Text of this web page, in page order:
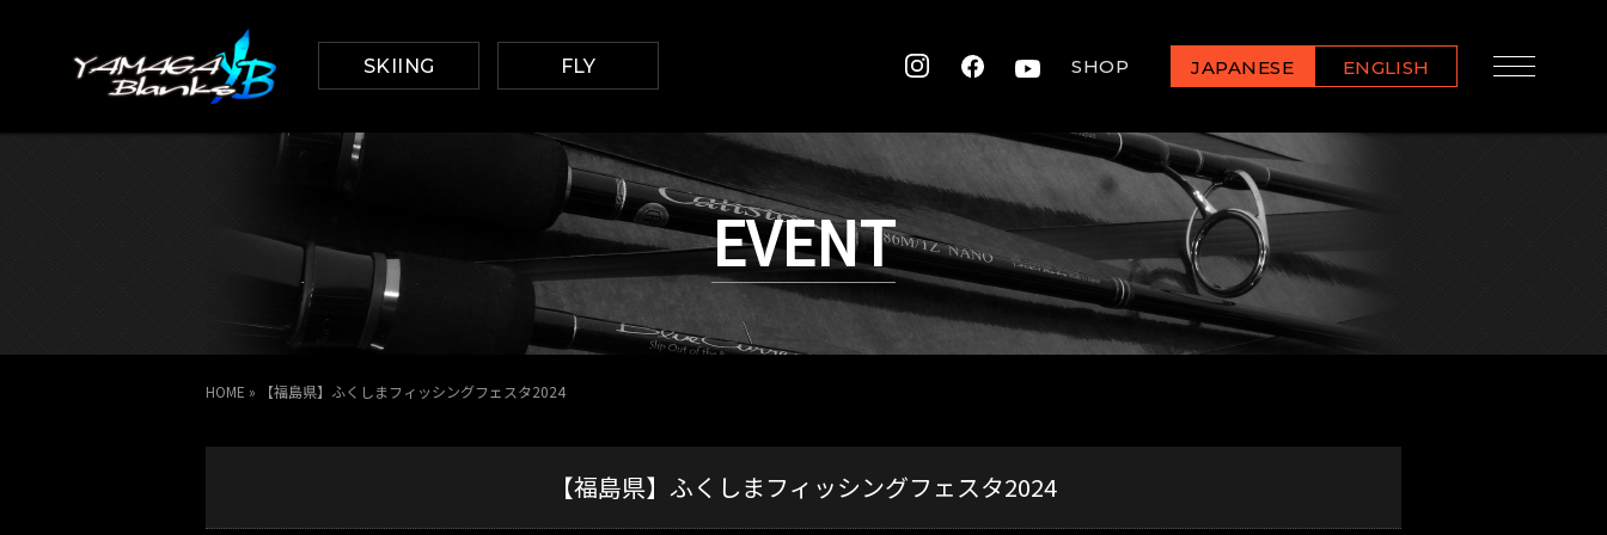
SKIING FLY SHOP JAPANESE ENGLISH
EVENT
HOME » 【福島県】ふくしまフィッシングフェスタ2024
【福島県】ふくしまフィッシングフェスタ2024